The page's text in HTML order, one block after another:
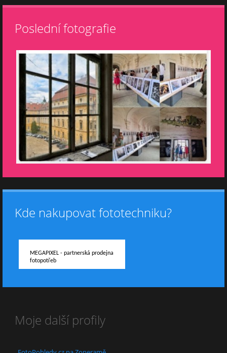
Poslední fotografie
Kde nakupovat fototechniku?
MEGAPIXEL - partnerská prodejna
fotopotřeb
Moje další profily